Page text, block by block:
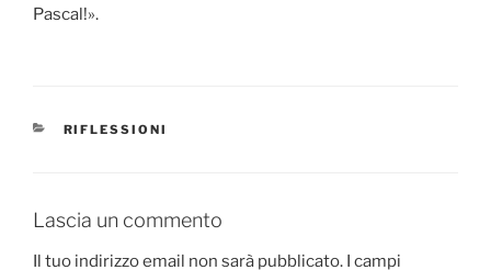
Pascal!».
CATEGORIE
RIFLESSIONI
Lascia un commento
Il tuo indirizzo email non sarà pubblicato. I campi